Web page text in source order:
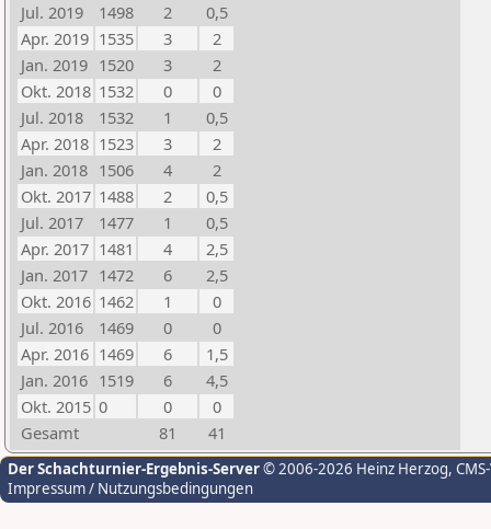
Jul. 2019
1498 2
0,5
Apr. 2019 1535 3
2
Jan. 2019 1520 3
2
Okt. 2018 1532 0
0
Jul. 2018
1532 1
0,5
Apr. 2018 1523 3
2
Jan. 2018 1506 4
2
Okt. 2017 1488 2
0,5
Jul. 2017
1477 1
0,5
Apr. 2017 1481 4
2,5
Jan. 2017 1472 6
2,5
Okt. 2016 1462 1
0
Jul. 2016
1469 0
0
Apr. 2016 1469 6
1,5
Jan. 2016 1519 6
4,5
Okt. 2015 0 0
0
Gesamt
81 41
Der Schachturnier-Ergebnis-Server© 2006-2026 Heinz Herzog,
Impressum / Nutzungsbedingungen